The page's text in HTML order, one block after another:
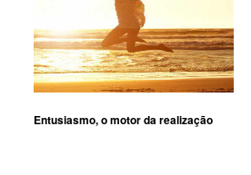
Entusiasmo, o motor da realização